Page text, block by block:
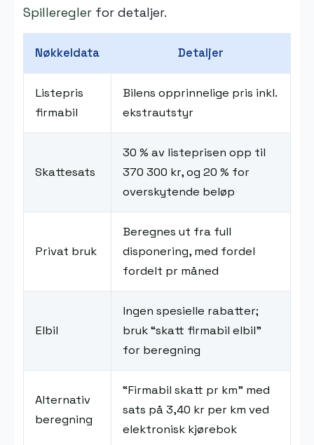
Spillereglerfor detaljer.
Nøkkeldata Detaljer
Listepris
firmabil
Bilens opprinnelige pris inkl.
ekstrautstyr
Skattesats
30 % av listeprisen opp til
370 300 kr, og 20 % for
overskytende beløp
Privat bruk
Beregnes ut fra full
disponering, med fordel
fordelt pr måned
Elbil
Ingen spesielle rabatter;
bruk “skatt firmabil elbil”
for beregning
Alternativ
beregning
“Firmabil skatt pr km” med
sats på 3,40 kr per km ved
elektronisk kjørebok